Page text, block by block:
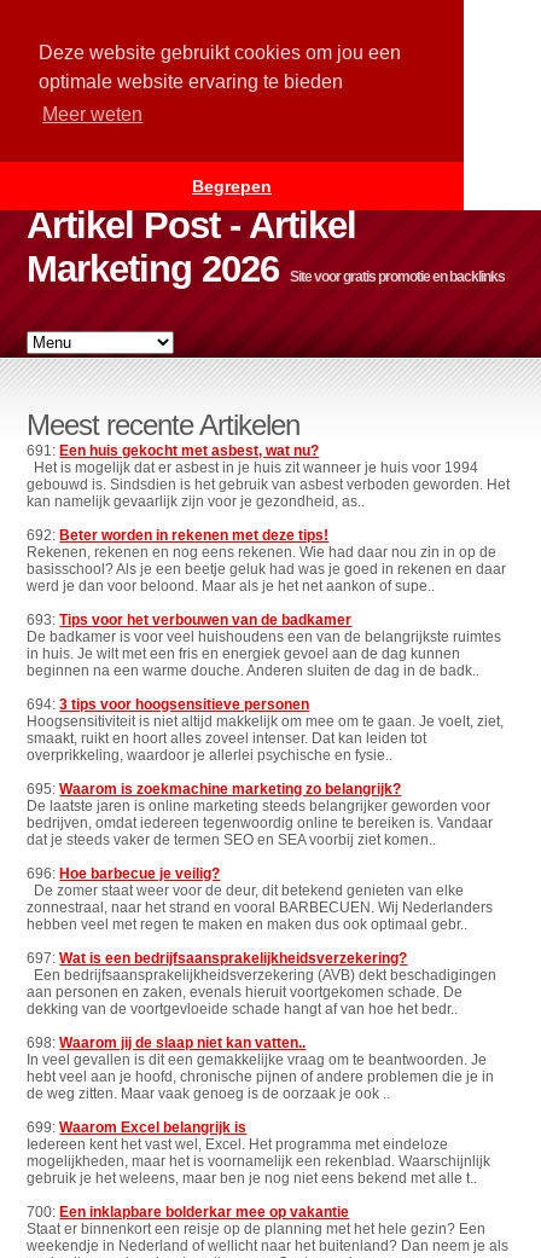
Deze website gebruikt cookies om jou een
optimale website ervaring te bieden
Meer weten
Begrepen
Artikel Post - Artikel
Marketing 2026
Site voor gratis promotie en backlinks
Meest recente Artikelen
691:Een huis gekocht met asbest, wat nu?
Het is mogelijk dat er asbest in je huis zit wanneer je huis voor 1994
gebouwd is. Sindsdien is het gebruik van asbest verboden geworden. Het
kan namelijk gevaarlijk zijn voor je gezondheid, as..
692:Beter worden in rekenen met deze tips!
Rekenen, rekenen en nog eens rekenen. Wie had daar nou zin in op de
basisschool? Als je een beetje geluk had was je goed in rekenen en daar
werd je dan voor beloond. Maar als je het net aankon of supe..
693:Tips voor het verbouwen van de badkamer
De badkamer is voor veel huishoudens een van de belangrijkste ruimtes
in huis. Je wilt met een fris en energiek gevoel aan de dag kunnen
beginnen na een warme douche. Anderen sluiten de dag in de badk..
694:3 tips voor hoogsensitieve personen
Hoogsensitiviteit is niet altijd makkelijk om mee om te gaan. Je voelt, ziet,
smaakt, ruikt en hoort alles zoveel intenser. Dat kan leiden tot
overprikkeling, waardoor je allerlei psychische en fysie..
695:Waarom is zoekmachine marketing zo belangrijk?
De laatste jaren is online marketing steeds belangrijker geworden voor
bedrijven, omdat iedereen tegenwoordig online te bereiken is. Vandaar
dat je steeds vaker de termen SEO en SEA voorbij ziet komen..
696:Hoe barbecue je veilig?
De zomer staat weer voor de deur, dit betekend genieten van elke
zonnestraal, naar het strand en vooral BARBECUEN. Wij Nederlanders
hebben veel met regen te maken en maken dus ook optimaal gebr..
697:Wat is een bedrijfsaansprakelijkheidsverzekering?
Een bedrijfsaansprakelijkheidsverzekering (AVB) dekt beschadigingen
aan personen en zaken, evenals hieruit voortgekomen schade. De
dekking van de voortgevloeide schade hangt af van hoe het bedr..
698:Waarom jij de slaap niet kan vatten..
In veel gevallen is dit een gemakkelijke vraag om te beantwoorden. Je
hebt veel aan je hoofd, chronische pijnen of andere problemen die je in
de weg zitten. Maar vaak genoeg is de oorzaak je ook ..
699:Waarom Excel belangrijk is
Iedereen kent het vast wel, Excel. Het programma met eindeloze
mogelijkheden, maar het is voornamelijk een rekenblad. Waarschijnlijk
gebruik je het weleens, maar ben je nog niet eens bekend met alle t..
700:Een inklapbare bolderkar mee op vakantie
Staat er binnenkort een reisje op de planning met het hele gezin? Een
weekendje in Nederland of wellicht naar het buitenland? Dan neem je als